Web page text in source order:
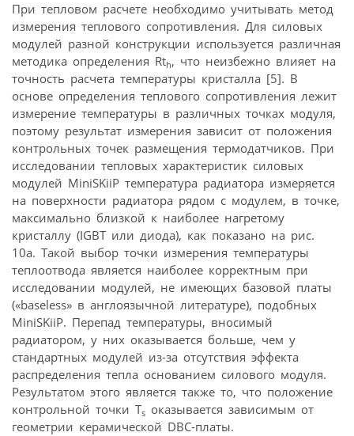
При тепловом расчете необходимо учитывать метод
измерения теплового сопротивления. Для силовых
модулей разной конструкции используется различная
методика определения Rth, что неизбежно влияет на
точность расчета температуры кристалла [5]. В
основе определения теплового сопротивления лежит
измерение температуры в различных точках модуля,
поэтому результат измерения зависит от положения
контрольных точек размещения термодатчиков. При
исследовании тепловых характеристик силовых
модулей MiniSKiiP температура радиатора измеряется
на поверхности радиатора рядом с модулем, в точке,
максимально близкой к наиболее нагретому
кристаллу (IGBT или диода), как показано на рис.
10а. Такой выбор точки измерения температуры
теплоотвода является наиболее корректным при
исследовании модулей, не имеющих базовой платы
(«baseless» в англоязычной литературе), подобных
MiniSKiiP. Перепад температуры, вносимый
радиатором, у них оказывается больше, чем у
стандартных модулей из-за отсутствия эффекта
распределения тепла основанием силового модуля.
Результатом этого является также то, что положение
контрольной точки Ts оказывается зависимым от
геометрии керамической DBC-платы.